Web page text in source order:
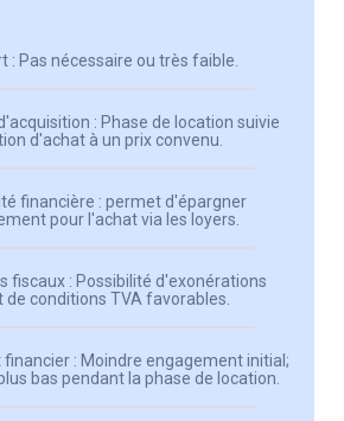
: Pas nécessaire ou très faible.
: Phase de location suivie
d'achat à un prix convenu.
financière : permet d'épargner
pour l'achat via les loyers.
fiscaux : Possibilité d'exonérations
de conditions TVA favorables.
financier : Moindre engagement initial;
bas pendant la phase de location.